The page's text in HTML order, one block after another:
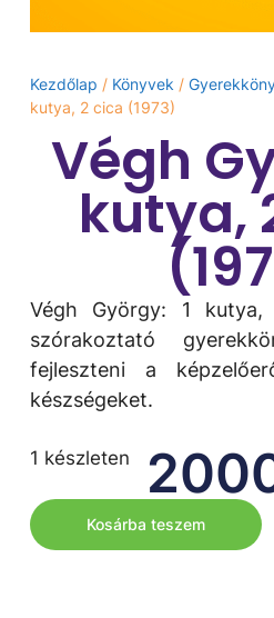
Kezdőlap / Könyvek /
kutya, 2 cica (1973)
Végh
kutya,
Végh György: 1
szórakoztató
fejleszteni a
készségeket.
1 készleten
Kosárba teszem